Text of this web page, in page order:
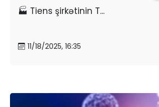
🏭 Tiens şirkətinin T...
11/18/2025, 16:35